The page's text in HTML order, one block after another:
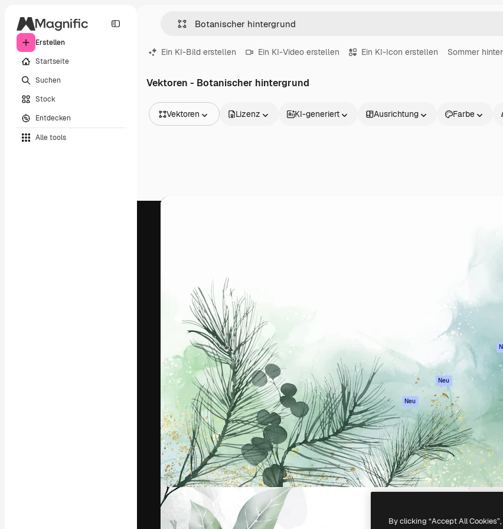
Erstellen
Startseite
Suchen
Stock
Entdecken
Alle tools
Ein KI-Bild erstellen Ein KI-Video erstellen Ein KI-Icon erstellen Sommer
Vektoren - Botanischer hintergrund
Vektoren
Videos
Lizenz KI-generiert Ausrichtung Farbe
Arbeit zu verwirklichen. Mehr als 1 Million
Abonnenten unter Kreativen, Unternehmen,
Agenturen und Studios.
Deutsch
Stock-Inhalte
MCP für
Claude/ChatGPT
Neu
Agenten Neu
API
Mobile App
Alle Magnific-Tools
Support
AGB
Originale
Cookie-
Partner
Copyright © 2010-2026Freepik Company S.L.U. Alle Rechte vorbehalten
By clicking “Accept All